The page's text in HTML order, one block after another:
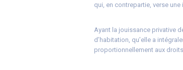
qui, en contrepartie, verse une
Ayant la jouissance privative
d’habitation, qu’elle a
proportionnellement aux